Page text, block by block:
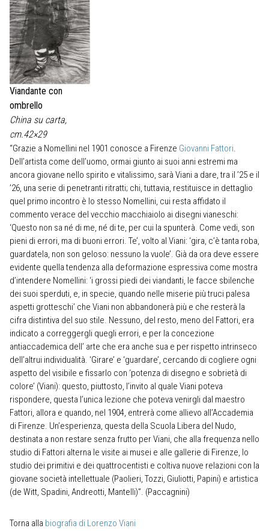
Viandante con
ombrello
China su carta,
cm.42×29
“Grazie a Nomellini nel 1901 conosce a Firenze Giovanni Fattori.
Dell’artista come dell’uomo, ormai giunto ai suoi anni estremi ma
ancora giovane nello spirito e vitalissimo, sarà Viani a dare, tra il ’25 e il
’26, una serie di penetranti ritratti; chi, tuttavia, restituisce in dettaglio
quel primo incontro è lo stesso Nomellini, cui resta affidato il
commento verace del vecchio macchiaiolo ai disegni vianeschi:
‘Questo non sa né di me, né di te, per cui la spunterà. Come vedi, son
pieni di errori, ma di buoni errori. Te’, volto al Viani: ‘gira, c’è tanta roba,
guardatela, non son geloso: nessuno la vuole’. Già da ora deve essere
evidente quella tendenza alla deformazione espressiva come mostra
d’intendere Nomellini: ‘i grossi piedi dei viandanti, le facce sbilenche
dei suoi sperduti, e, in specie, quando nelle miserie più truci palesa
aspetti grotteschi’ che Viani non abbandonerà più e che resterà la
cifra distintiva del suo stile. Nessuno, del resto, meno del Fattori, era
indicato a correggergli quegli errori, e per la concezione
antiaccademica dell’ arte che era anche sua e per rispetto intrinseco
dell’altrui individualità. ‘Girare’ e ‘guardare’, cercando di cogliere ogni
aspetto del visibile e fissarlo con ‘potenza di disegno e sobrietà di
colore’ (Viani): questo, piuttosto, l’invito al quale Viani poteva
rispondere, questa l’unica lezione che poteva venirgli dal maestro
Fattori, allora e quando, nel 1904, entrerà come allievo all’Accademia
di Firenze. Un’esperienza, questa della Scuola Libera del Nudo,
destinata a non restare senza frutto per Viani, che alla frequenza nello
studio di Fattori alterna le visite ai musei e alle gallerie di Firenze, lo
studio dei primitivi e dei quattrocentisti e coltiva nuove relazioni con la
giovane società intellettuale (Paolieri, Tozzi, Giuliotti, Papini) e artistica
(de Witt, Spadini, Andreotti, Mantelli)”. (Paccagnini)
Torna alla biografia di Lorenzo Viani